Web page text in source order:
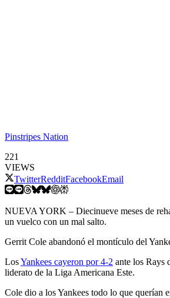
Pinstripes Nation
221
VIEWS
TwitterRedditFacebookEmail
NUEVA YORK – Diecinueve meses de
un vuelco con un mal salto.
Gerrit Cole abandonó el montículo del
LosYankees cayeron por 4-2 ante los Rays
liderato de la Liga Americana Este.
Cole dio a los Yankees todo lo que querían